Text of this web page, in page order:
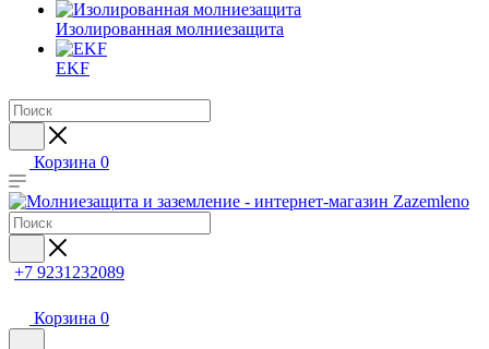
Изолированная молниезащита
EKF
Корзина 0
+7 9231232089
Корзина 0